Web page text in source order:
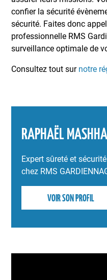
confier la sécurité
sécurité. Faites donc
professionnelle RMS
surveillance optimale de
Consultez tout sur notre
RAPHAËL
Expert sûreté et
chez RMS
VOIR SON PROFIL